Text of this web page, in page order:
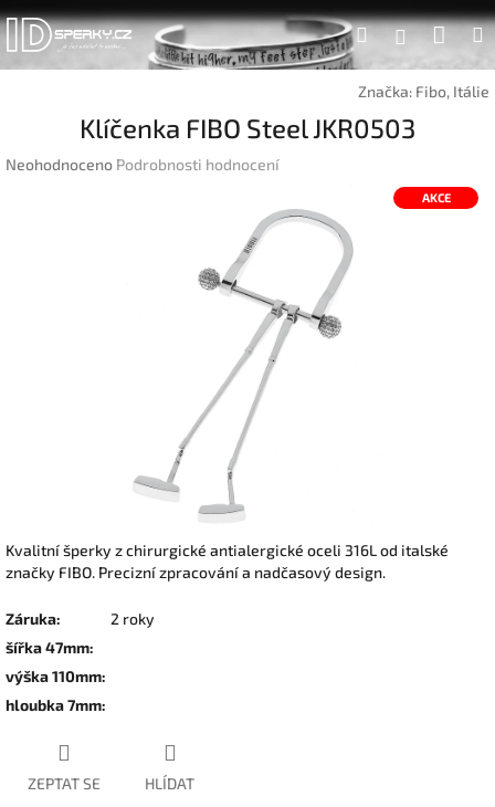
Přejít
na
obsah
Hledat
Značka: Fibo, Itálie
Klíčenka FIBO Steel JKR0503
Průměrné
Neohodnoceno Podrobnosti hodnocení
AKCE
Kvalitní šperky z chirurgické antialergické oceli 316L od italské
značky FIBO. Precizní zpracování a nadčasový design.
Záruka:
2 roky
šířka 47mm:
výška 110mm:
hloubka 7mm:
ZEPTAT SE HLÍDAT